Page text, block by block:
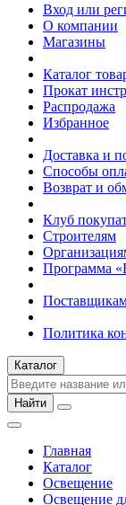
Вход или
О компании
Магазины
Каталог
Прокат
Распродажа
Избранное
Доставка и
Способы
Возврат и
Клуб
Строителям
Программа
Политика
Каталог
Найти
Главная
Каталог
Освещение
Освещение